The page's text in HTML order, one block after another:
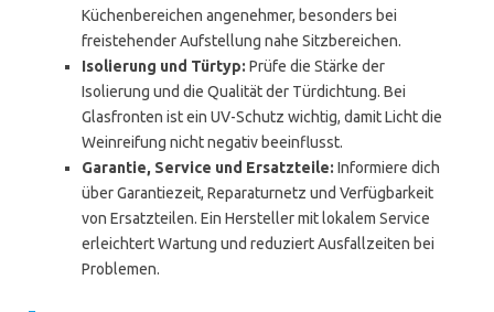
Küchenbereichen angenehmer, besonders bei
freistehender Aufstellung nahe Sitzbereichen.
Isolierung und Türtyp: Prüfe die Stärke der
Isolierung und die Qualität der Türdichtung. Bei
Glasfronten ist ein UV-Schutz wichtig, damit Licht die
Weinreifung nicht negativ beeinflusst.
Garantie, Service und Ersatzteile: Informiere dich
über Garantiezeit, Reparaturnetz und Verfügbarkeit
von Ersatzteilen. Ein Hersteller mit lokalem Service
erleichtert Wartung und reduziert Ausfallzeiten bei
Problemen.